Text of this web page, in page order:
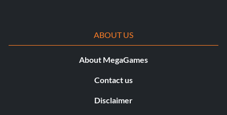
ABOUT US
About MegaGames
Contact us
Disclaimer